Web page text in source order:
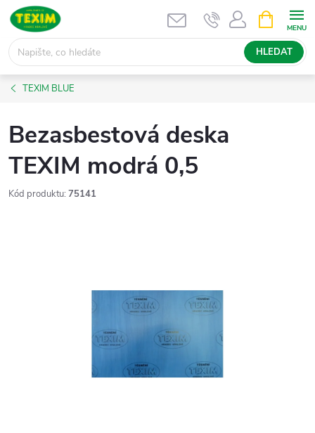
Přejít
obsah
HLEDAT
NÁKUPNÍ
KOŠÍK
TEXIM BLUE
Bezasbestová deska
TEXIM modrá 0,5
Kód produktu: 75141